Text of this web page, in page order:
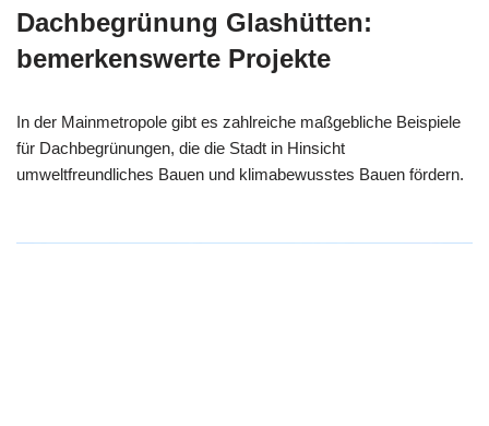
Dachbegrünung Glashütten:
bemerkenswerte Projekte
In der Mainmetropole gibt es zahlreiche maßgebliche Beispiele
für Dachbegrünungen, die die Stadt in Hinsicht
umweltfreundliches Bauen und klimabewusstes Bauen fördern.